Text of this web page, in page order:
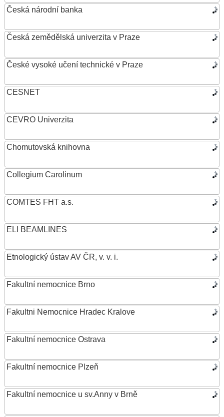
Česká národní banka
Česká zemědělská univerzita v Praze
České vysoké učení technické v Praze
CESNET
CEVRO Univerzita
Chomutovská knihovna
Collegium Carolinum
COMTES FHT a.s.
ELI BEAMLINES
Etnologický ústav AV ČR, v. v. i.
Fakultní nemocnice Brno
Fakultni Nemocnice Hradec Kralove
Fakultní nemocnice Ostrava
Fakultní nemocnice Plzeň
Fakultní nemocnice u sv.Anny v Brně